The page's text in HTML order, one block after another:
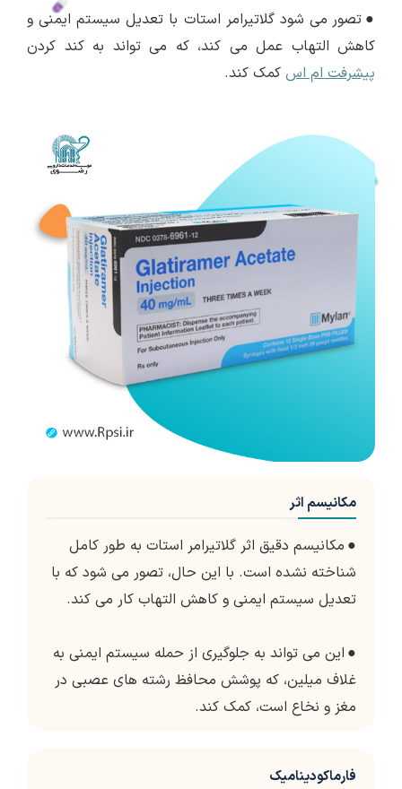
●تصور می شود گلاتیرامر استات با تعدیل سیستم ایمنی و
کاهش التهاب عمل می کند، که می تواند به کند کردن
پیشرفت ام اس کمک کند.
مکانیسم اثر
● مکانیسم دقیق اثر گلاتیرامر استات به طور کامل
شناخته نشده است. با این حال، تصور می شود که با
تعدیل سیستم ایمنی و کاهش التهاب کار می کند.
● این می تواند به جلوگیری از حمله سیستم ایمنی به
غلاف میلین، که پوشش محافظ رشته های عصبی در
مغز و نخاع است، کمک کند.
فارماکودینامیک